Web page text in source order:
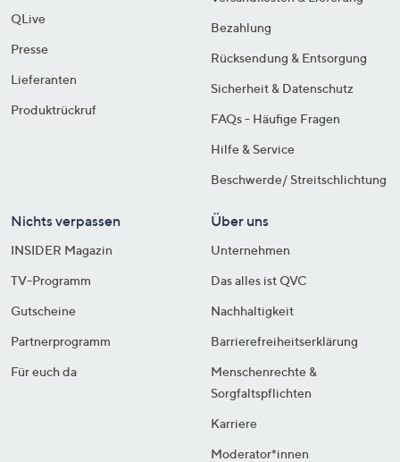
QLive
Presse
Lieferanten
Produktrückruf
Bezahlung
Rücksendung & Entsorgung
Sicherheit & Datenschutz
FAQs - Häufige Fragen
Hilfe & Service
Beschwerde/ Streitschlichtung
Nichts verpassen
INSIDER Magazin
TV-Programm
Gutscheine
Partnerprogramm
Für euch da
Über uns
Unternehmen
Das alles ist QVC
Nachhaltigkeit
Barrierefreiheitserklärung
Menschenrechte &
Sorgfaltspflichten
Karriere
Moderator*innen